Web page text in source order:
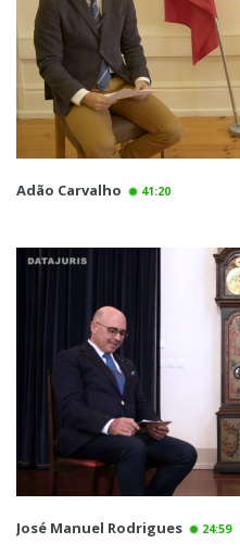
Adão Carvalho 41:20
José Manuel Rodrigues 24:59